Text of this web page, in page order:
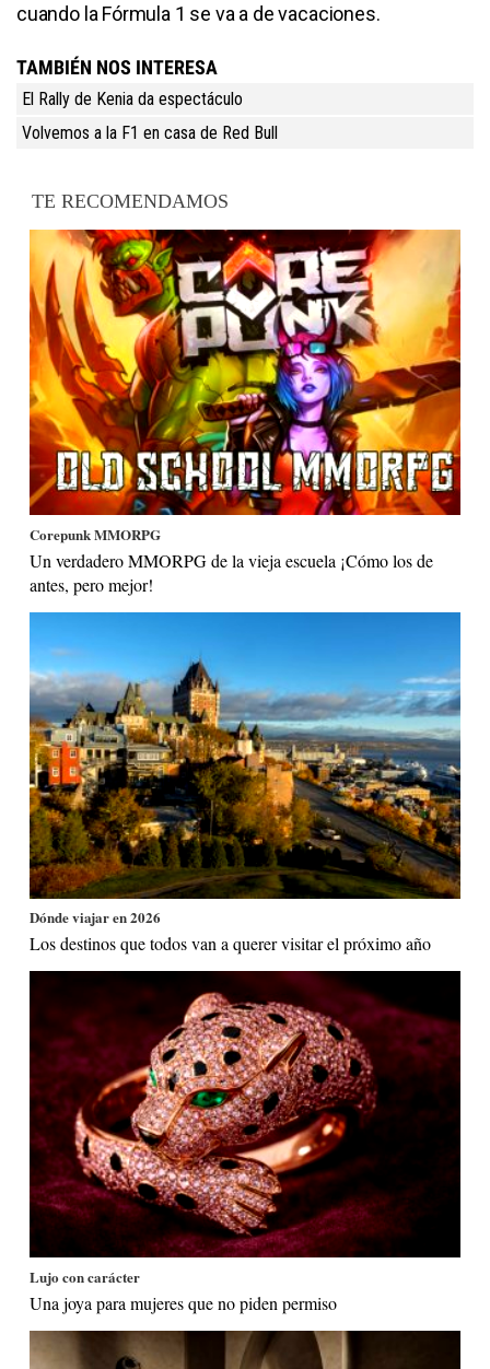
cuando la Fórmula 1 se va a de vacaciones.
TAMBIÉN NOS INTERESA
El Rally de Kenia da espectáculo
Volvemos a la F1 en casa de Red Bull
TE RECOMENDAMOS
Corepunk MMORPG
Un verdadero MMORPG de la vieja escuela ¡Cómo los de
antes, pero mejor!
Dónde viajar en 2026
Los destinos que todos van a querer visitar el próximo año
Lujo con carácter
Una joya para mujeres que no piden permiso